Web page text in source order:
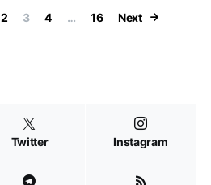
Paginação de
2 3 4 … 16 Next
Twitter Instagram